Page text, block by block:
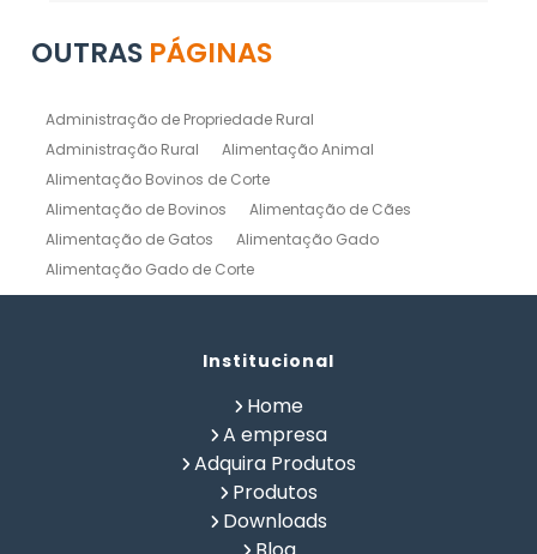
OUTRAS PÁGINAS
Administração de Propriedade Rural
Administração Rural
Alimentação Animal
Alimentação Bovinos de Corte
Alimentação de Bovinos
Alimentação de Cães
Alimentação de Gatos
Alimentação Gado
Alimentação Gado de Corte
Alimentação Gado de Leite
Alimentação Natural Cães
Alimentação Natural Pets
Alimentação Pet
Calculo de Ração para Bovinos
Como Fazer Ração para Gado de Corte
Como Fazer Ração para Gado de Leite
Composição Química de Alimentos
Controle de Fazenda
Institucional
Home
A empresa
Adquira Produtos
Produtos
Downloads